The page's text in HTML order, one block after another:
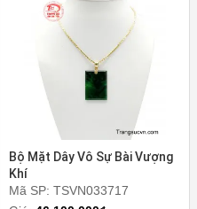
Bộ Mặt Dây Vô Sự Bài Vượng
Khí
Mã SP: TSVN033717